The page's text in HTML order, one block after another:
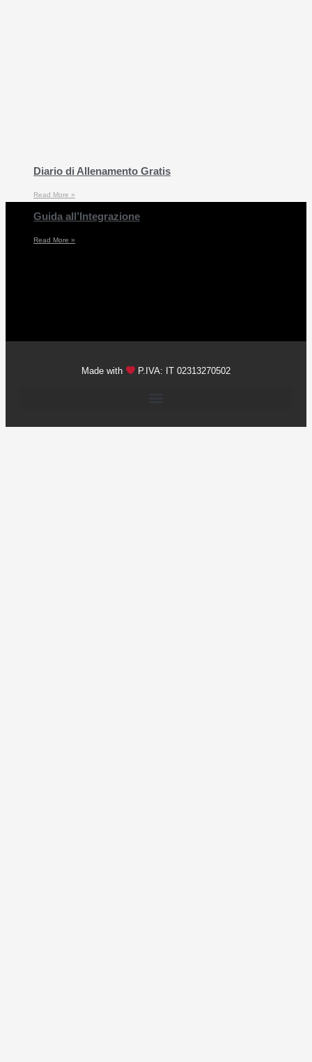
Diario di Allenamento Gratis
Read More »
Guida all’Integrazione
Read More »
Made with P.IVA: IT 02313270502